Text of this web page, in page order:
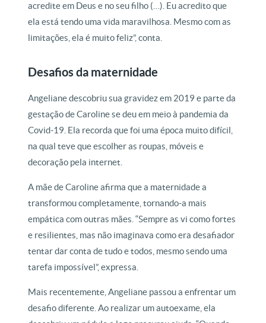
acredite em Deus e no seu filho (…). Eu acredito que
ela está tendo uma vida maravilhosa. Mesmo com as
limitações, ela é muito feliz”, conta.
Desafios da maternidade
Angeliane descobriu sua gravidez em 2019 e parte da
gestação de Caroline se deu em meio à pandemia da
Covid-19. Ela recorda que foi uma época muito difícil,
na qual teve que escolher as roupas, móveis e
decoração pela internet.
A mãe de Caroline afirma que a maternidade a
transformou completamente, tornando-a mais
empática com outras mães. “Sempre as vi como fortes
e resilientes, mas não imaginava como era desafiador
tentar dar conta de tudo e todos, mesmo sendo uma
tarefa impossível”, expressa.
Mais recentemente, Angeliane passou a enfrentar um
desafio diferente. Ao realizar um autoexame, ela